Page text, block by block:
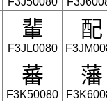
輩
F3JL0080
配
蕃
F3K50080
藩